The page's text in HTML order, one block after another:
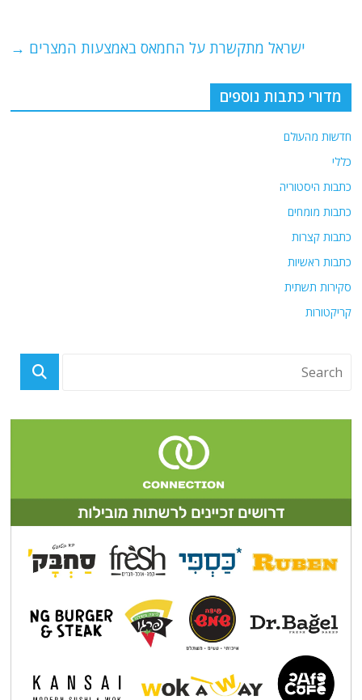
p
o
ישראל מתקשרת על החמאס באמצעות המצרים →
מדורי כתבות נוספים
חדשות מהעולם
כללי
כתבות היסטוריה
כתבות מומחים
כתבות קצרות
כתבות ראשיות
סקירות תשתית
קריקטורות